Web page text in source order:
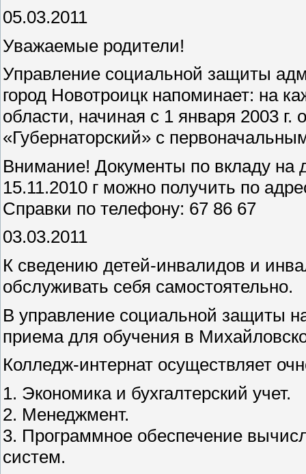
05.03.2011
Уважаемые родители!
Управление социальной защиты
город Новотроицк напоминает: на
области, начиная с 1 января 2003
«Губернаторский» с
Внимание! Документы по вкладу на
15.11.2010 г можно получить по
Справки по телефону: 67 86 67
03.03.2011
К сведению детей-инвалидов и
обслуживать себя самостоятельно.
В управление социальной защиты
приема для обучения в
Колледж-интернат осуществляет
1. Экономика и бухгалтерский учет.
2. Менеджмент.
3. Программное обеспечение
систем.